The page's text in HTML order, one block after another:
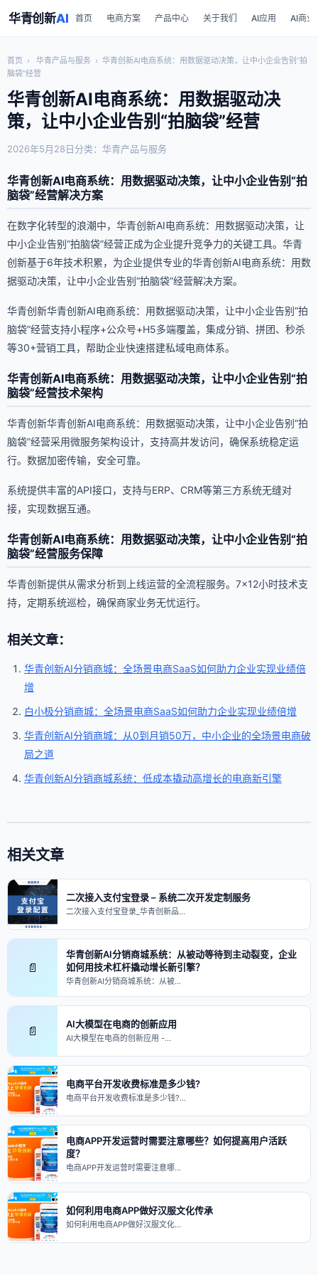
华青创新AI 首页 电商方案 产品中心 关于我们 AI应用 AI商业
首页 › 华青产品与服务 › 华青创新AI电商系统：用数据驱动决策，让中小企业告别“拍
脑袋”经营
华青创新AI电商系统：用数据驱动决
策，让中小企业告别“拍脑袋”经营
2026年5月28日分类：华青产品与服务
华青创新AI电商系统：用数据驱动决策，让中小企业告别“拍
脑袋”经营解决方案
在数字化转型的浪潮中，华青创新AI电商系统：用数据驱动决策，让
中小企业告别“拍脑袋”经营正成为企业提升竞争力的关键工具。华青
创新基于6年技术积累，为企业提供专业的华青创新AI电商系统：用数
据驱动决策，让中小企业告别“拍脑袋”经营解决方案。
华青创新华青创新AI电商系统：用数据驱动决策，让中小企业告别“拍
脑袋”经营支持小程序+公众号+H5多端覆盖，集成分销、拼团、秒杀
等30+营销工具，帮助企业快速搭建私域电商体系。
华青创新AI电商系统：用数据驱动决策，让中小企业告别“拍
脑袋”经营技术架构
华青创新华青创新AI电商系统：用数据驱动决策，让中小企业告别“拍
脑袋”经营采用微服务架构设计，支持高并发访问，确保系统稳定运
行。数据加密传输，安全可靠。
系统提供丰富的API接口，支持与ERP、CRM等第三方系统无缝对
接，实现数据互通。
华青创新AI电商系统：用数据驱动决策，让中小企业告别“拍
脑袋”经营服务保障
华青创新提供从需求分析到上线运营的全流程服务。7×12小时技术支
持，定期系统巡检，确保商家业务无忧运行。
相关文章：
华青创新AI分销商城：全场景电商SaaS如何助力企业实现业绩倍
增
白小极分销商城：全场景电商SaaS如何助力企业实现业绩倍增
华青创新AI分销商城：从0到月销50万，中小企业的全场景电商破
局之道
华青创新AI分销商城系统：低成本撬动高增长的电商新引擎
相关文章
二次接入支付宝登录 – 系统二次开发定制服务
二次接入支付宝登录_华青创新品…
📄
华青创新AI分销商城系统：从被动等待到主动裂变，企业
如何用技术杠杆撬动增长新引擎？
华青创新AI分销商城系统：从被…
📄 AI大模型在电商的创新应用
AI大模型在电商的创新应用 -…
电商平台开发收费标准是多少钱?
电商平台开发收费标准是多少钱?…
电商APP开发运营时需要注意哪些？如何提高用户活跃
度？
电商APP开发运营时需要注意哪…
如何利用电商APP做好汉服文化传承
如何利用电商APP做好汉服文化…